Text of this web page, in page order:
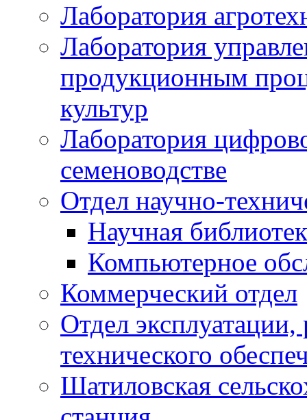
Лаборатория
Лаборатория
продукционным
культур
Лаборатория
семеноводстве
Отдел научно-
Научная
Компьютерное
Коммерческий отдел
Отдел
технического
Шатиловская